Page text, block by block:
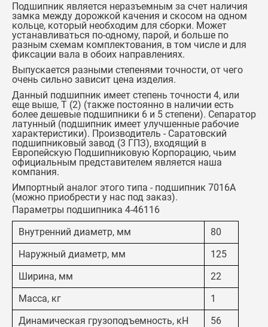
Подшипник является неразъемным за счет наличия
замка между дорожкой качения и скосом на одном
кольце, который необходим для сборки. Может
устанавливаться по-одному, парой, и больше по
разным схемам комплектования, в том числе и для
фиксации вала в обоих направлениях.
Выпускается разными степенями точности, от чего
очень сильно зависит цена изделия.
Данный подшипник имеет степень точности 4, или
еще выше, Т (2) (также постоянно в наличии есть
более дешевые подшипники 6 и 5 степени). Сепаратор
латунный (подшипник имеет улучшенные рабочие
характеристики). Производитель - Саратовский
подшипниковый завод (3 ГПЗ), входящий в
Европейскую Подшипниковую Корпорацию, чьим
официальным представителем является наша
компания.
Импортный аналог этого типа - подшипник 7016А
(можно приобрести у нас под заказ).
Параметры подшипника 4-46116
Внутренний диаметр, мм
80
Наружный диаметр, мм
125
Ширина, мм
22
Масса, кг
1
Динамическая грузоподъемность, кН
56